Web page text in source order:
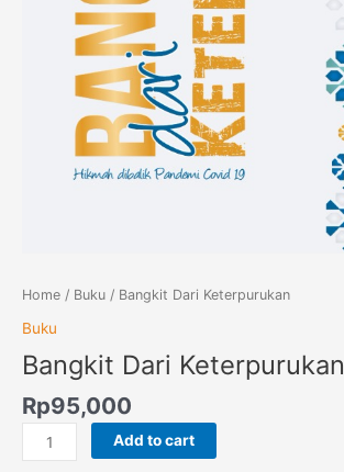
Home / Buku / Bangkit Dari Keterpurukan
Buku
Bangkit Dari Keterpurukan
Rp95,000
Add to cart